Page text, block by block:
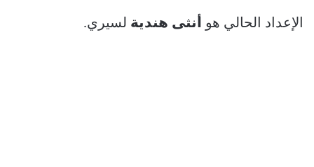
الإعداد الحالي هو أنثى هندية لسيري.